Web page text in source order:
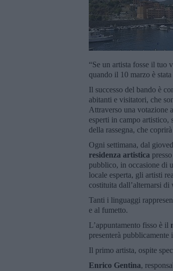
“Se un artista fosse il tuo
quando il 10 marzo è
Il successo del bando è
abitanti e visitatori, che
Attraverso una votazione
esperti in campo artistico,
della rassegna, che
Ogni settimana, dal
residenza artistica
pubblico, in occasione di
locale esperta, gli artisti
costituita dall’alternarsi
Tanti i linguaggi
e al fumetto.
L’appuntamento fisso è il
presenterà
Il primo artista, ospite
Enrico Gentina,